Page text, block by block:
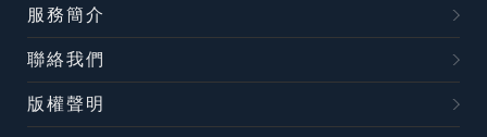
服務簡介
聯絡我們
版權聲明